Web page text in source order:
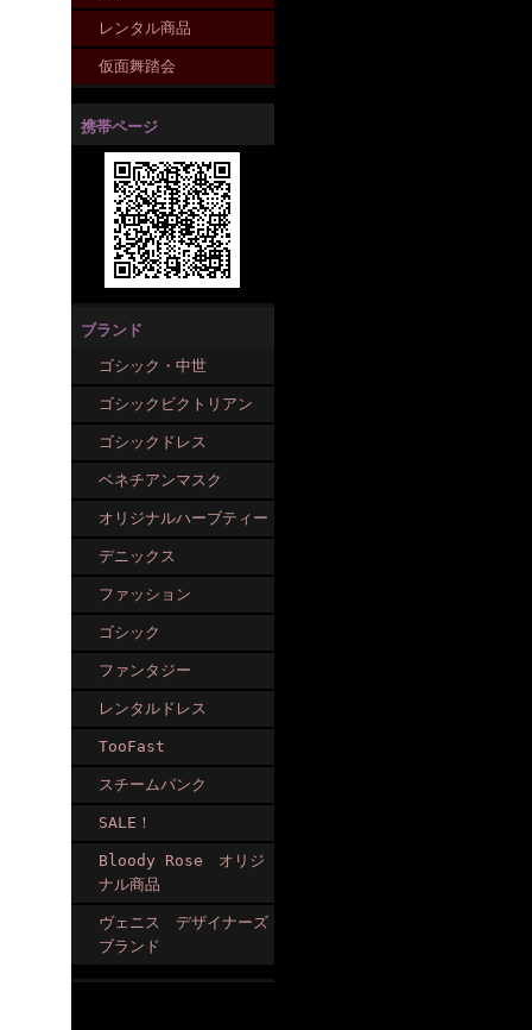
レンタル商品
仮面舞踏会
携帯ページ
ブランド
ゴシック・中世
ゴシックビクトリアン
ゴシックドレス
ベネチアンマスク
オリジナルハーブティー
デニックス
ファッション
ゴシック
ファンタジー
レンタルドレス
TooFast
スチームパンク
SALE！
Bloody Rose オリジ
ナル商品
ヴェニス デザイナーズ
ブランド